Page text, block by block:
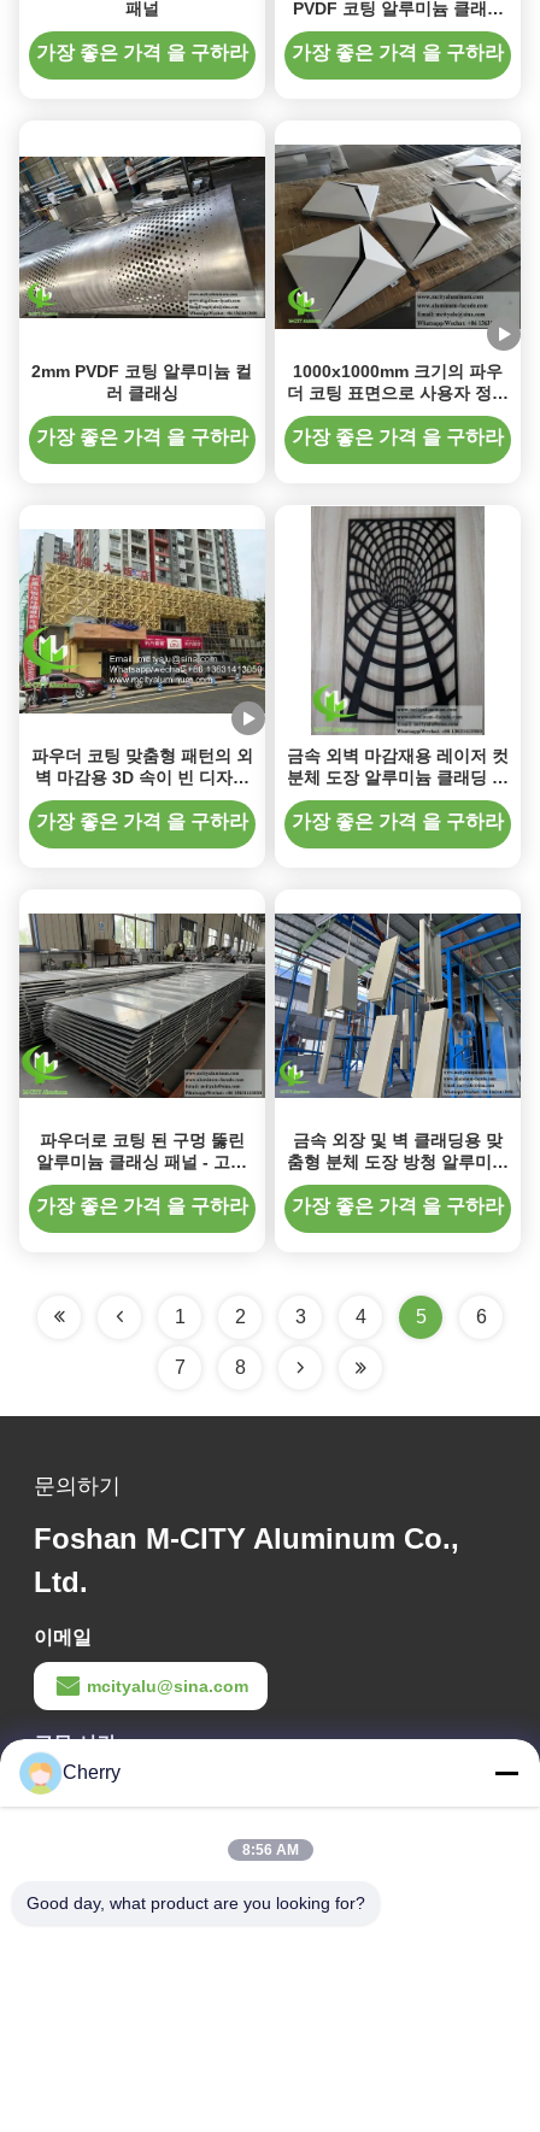
패널
가장 좋은 가격 을 구하라
PVDF 코팅 알루미늄 클래딩
패널 (옥외 외관용)
가장 좋은 가격 을 구하라
2mm PVDF 코팅 알루미늄 컬
러 클래싱
가장 좋은 가격 을 구하라
1000x1000mm 크기의 파우
더 코팅 표면으로 사용자 정의
가능한 디자인 3D 알루미늄
클래딩 패널
가장 좋은 가격 을 구하라
파우더 코팅 맞춤형 패턴의 외
벽 마감용 3D 속이 빈 디자인
천공 알루미늄 패널
가장 좋은 가격 을 구하라
금속 외벽 마감재용 레이저 컷
분체 도장 알루미늄 클래딩 패
널 1200x2400mm
가장 좋은 가격 을 구하라
파우더로 코팅 된 구멍 뚫린
알루미늄 클래싱 패널 - 고체
알루미늄 정면을위한 사용자
정의 가능한 크기
가장 좋은 가격 을 구하라
금속 외장 및 벽 클래딩용 맞
춤형 분체 도장 방청 알루미늄
클래딩 패널
가장 좋은 가격 을 구하라
1 2 3 4 5 6
7 8
문의하기
Foshan M-CITY Aluminum Co.,
Ltd.
이메일
mcityalu@sina.com
근무 시간
8:00-22:00
헤구이 산업단지, 리슈이, 난하이 포산 광둥 P.R.중국
Cherry
8:56 AM
Good day, what product are you looking for?